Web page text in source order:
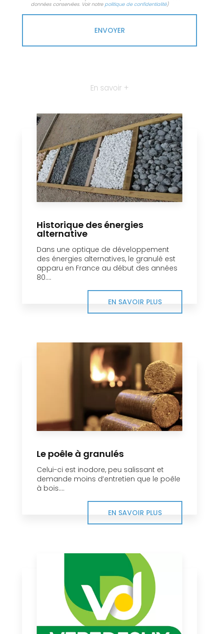
données conservées. Voir notre politique de confidentialité)
En savoir +
Historique des énergies
alternative
Dans une optique de développement
des énergies alternatives, le granulé est
apparu en France au début des années
80....
EN SAVOIR PLUS
Le poêle à granulés
Celui-ci est inodore, peu salissant et
demande moins d’entretien que le poêle
à bois....
EN SAVOIR PLUS